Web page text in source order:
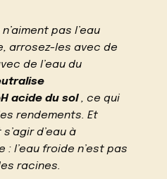
pas l’eau
arrosez-les avec de
de l’eau du
acide du sol, ce qui
rendements. Et
d’eau à
l’eau froide n’est pas
racines.